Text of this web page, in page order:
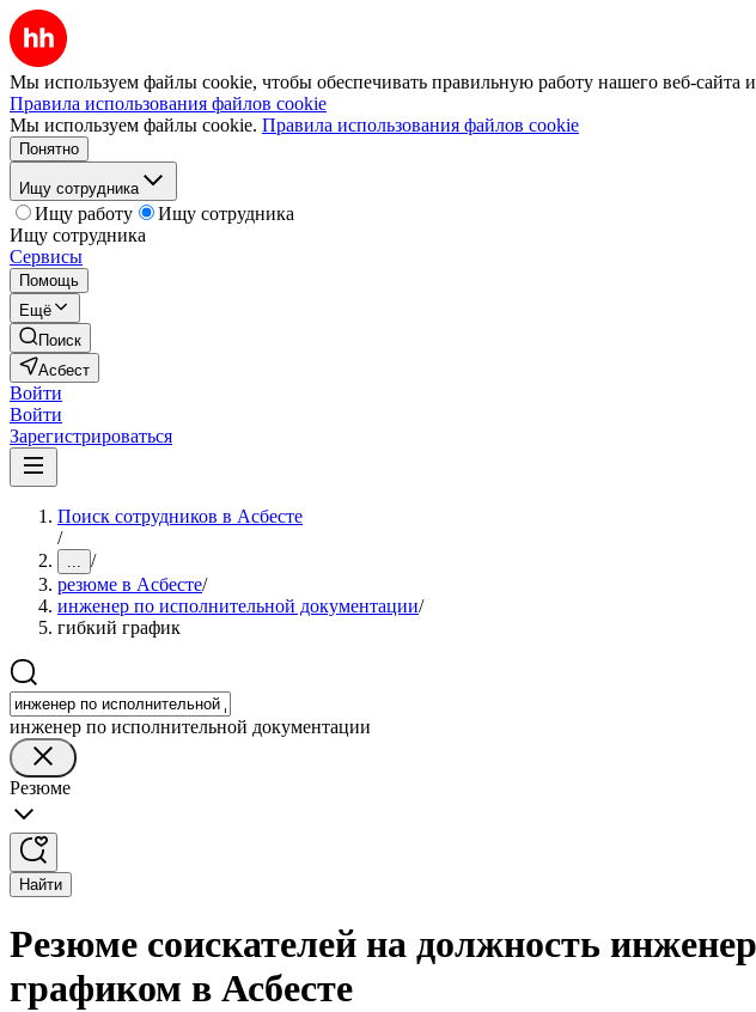
Мы используем файлы cookie, чтобы обеспечивать правильную работу нашего веб-сайта и
Правила использования файлов cookie
Мы используем файлы cookie. Правила использования файлов cookie
Понятно
Ищу сотрудника
Ищу работу
Ищу сотрудника
Ищу сотрудника
Сервисы
Помощь
Ещё
Поиск
Асбест
Войти
Войти
Зарегистрироваться
Поиск сотрудников в Асбесте
/
... /
резюме в Асбесте/
инженер по исполнительной документации/
гибкий график
инженер по исполнительной документации
Резюме
Найти
Резюме соискателей на должность
графиком в Асбесте